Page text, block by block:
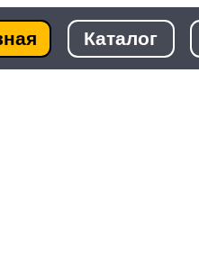
О нас
Каталог